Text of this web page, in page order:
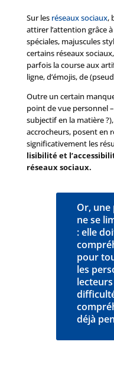
Sur les réseaux sociaux,
attirer l’attention grâce
spéciales, majuscules
certains réseaux
parfois la course aux
ligne, d’émojis, de
Outre un certain
point de vue personnel –
subjectif en la matière
accrocheurs, posent en
significativement les
lisibilité et
réseaux sociaux.
Or,
ne se
: elle
pour
les
déjà